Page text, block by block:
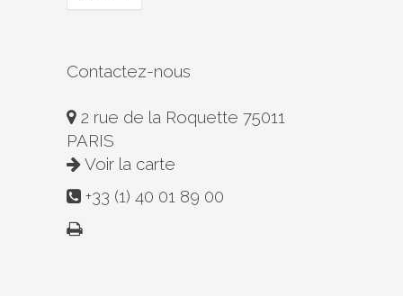
Contactez-nous
2 rue de la Roquette 75011
PARIS
Voir la carte
+33 (1) 40 01 89 00